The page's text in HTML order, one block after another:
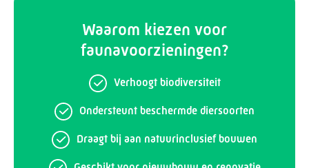
Waarom kiezen voor
faunavoorzieningen?
Verhoogt biodiversiteit
Ondersteunt beschermde diersoorten
Draagt bij aan natuurinclusief bouwen